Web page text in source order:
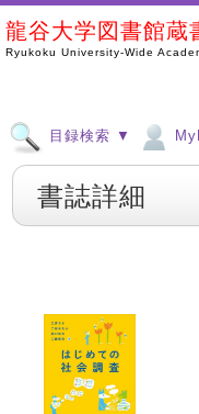
龍谷大学図書館蔵
Ryukoku University-Wide
目録検索 ▼
書誌詳細